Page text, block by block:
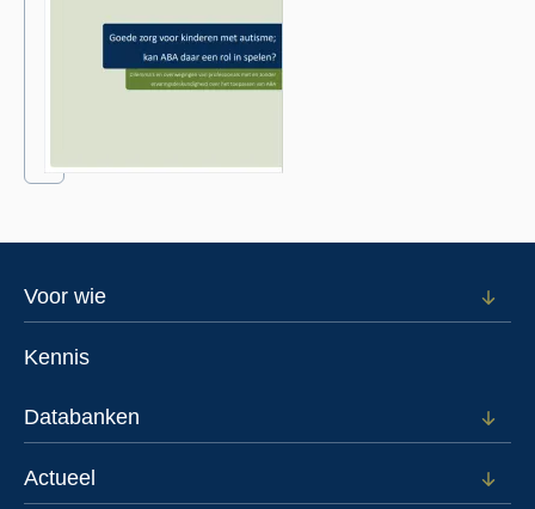
Footer
Voor wie
Open
Kennis
Databanken
Open
voor
Actueel
Open